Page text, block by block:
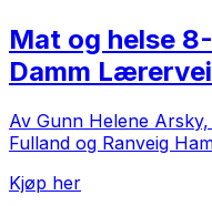
Mat og helse
Damm
Av Gunn Helene
Fulland og Ranveig
Kjøp her